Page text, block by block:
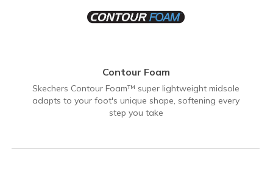
Contour Foam
Skechers Contour Foam™ super lightweight midsole
adapts to your foot's unique shape, softening every
step you take